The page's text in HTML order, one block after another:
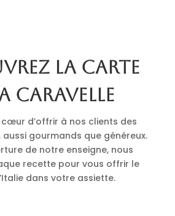
la carte
Caravelle
d’offrir à nos clients des
gourmands que généreux.
de notre enseigne, nous
recette pour vous offrir le
dans votre assiette.